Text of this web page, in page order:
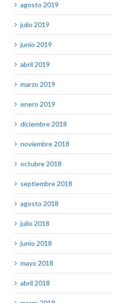
agosto 2019
julio 2019
junio 2019
abril 2019
marzo 2019
enero 2019
diciembre 2018
noviembre 2018
octubre 2018
septiembre 2018
agosto 2018
julio 2018
junio 2018
mayo 2018
abril 2018